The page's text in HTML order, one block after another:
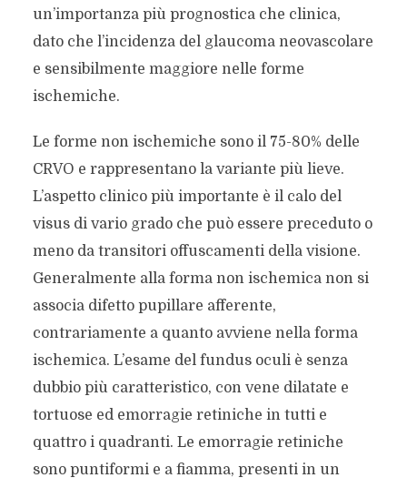
un’importanza più prognostica che clinica,
dato che l’incidenza del glaucoma neovascolare
e sensibilmente maggiore nelle forme
ischemiche.
Le forme non ischemiche sono il 75-80% delle
CRVO e rappresentano la variante più lieve.
L’aspetto clinico più importante è il calo del
visus di vario grado che può essere preceduto o
meno da transitori offuscamenti della visione.
Generalmente alla forma non ischemica non si
associa difetto pupillare afferente,
contrariamente a quanto avviene nella forma
ischemica. L’esame del fundus oculi è senza
dubbio più caratteristico, con vene dilatate e
tortuose ed emorragie retiniche in tutti e
quattro i quadranti. Le emorragie retiniche
sono puntiformi e a fiamma, presenti in un